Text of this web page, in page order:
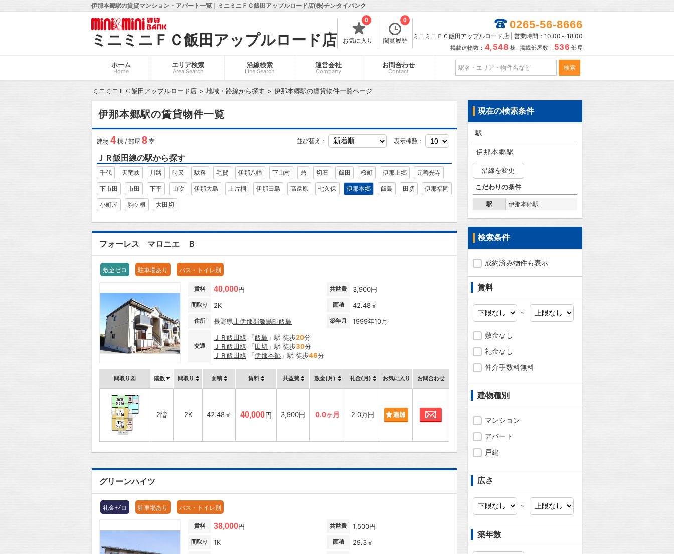
伊那本郷駅の賃貸マンション・アパート一覧｜ミニミニＦＣ飯田アップルロード店(株)チンタイバンク
ミニミニＦＣ飯田アップルロード店 お気に入り
0
閲覧履歴
0 0265-56-8666
ミニミニＦＣ飯田アップルロード店 | 営業時間：10:00～18:00
掲載建物数： 4,548 棟 掲載部屋数： 536 部屋
ホーム
Home
エリア検索
Area Search
沿線検索
Line Search
運営会社
Company
お問合わせ
Contact
ミニミニＦＣ飯田アップルロード店 地域・路線から探す 伊那本郷駅の賃貸物件一覧ページ
伊那本郷駅の賃貸物件一覧
建物 4 棟 / 部屋 8 室 並び替え：
ＪＲ飯田線の駅から探す
千代 天竜峡 川路 時又 駄科 毛賀 伊那八幡 下山村 鼎 切石 飯田 桜町 伊那上郷 元善光寺
下市田 市田 下平 山吹 伊那大島 上片桐 伊那田島 高遠原 七久保 伊那本郷 飯島 田切 伊那福岡
小町屋 駒ケ根 大田切
表示棟数：
フォーレス マロニエ Ｂ
敷金ゼロ 駐車場あり バス・トイレ別
賃料 40,000円 共益費 3,900円
間取り 2K 面積 42.48㎡
住所 長野県 上伊那郡飯島町飯島 築年月 1999年10月
交通
ＪＲ飯田線 「飯島 」駅 徒歩20分
ＪＲ飯田線 「田切 」駅 徒歩30分
ＪＲ飯田線 「伊那本郷 」駅 徒歩46分
間取り図 階数 間取り 面積 賃料 共益費 敷金(月) 礼金(月) お気に入り お問合わせ
2階 2K 42.48㎡ 40,000円 3,900円 0.0ヶ月 2.0万円
グリーンハイツ
礼金ゼロ 駐車場あり バス・トイレ別
賃料 38,000円 共益費 1,500円
間取り 1K 面積 29.3㎡
現在の検索条件
駅
伊那本郷駅
沿線を変更
こだわりの条件
駅 伊那本郷駅
検索条件
成約済み物件も表示
賃料
～
敷金なし
礼金なし
仲介手数料無料
建物種別
マンション
アパート
戸建
広さ
～
築年数